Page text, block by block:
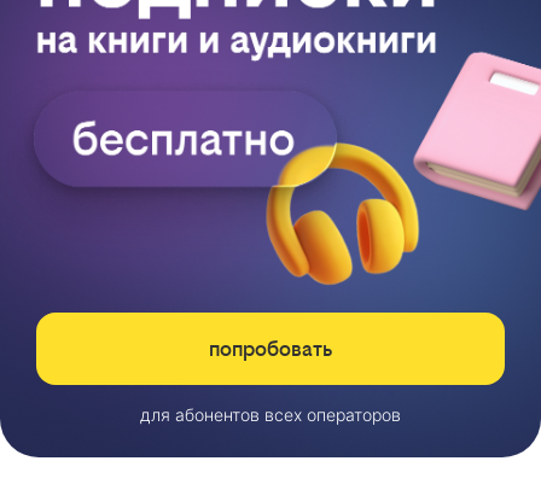
попробовать
для абонентов всех операторов